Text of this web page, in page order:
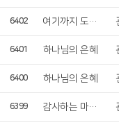
6402 여기까지 도우셨네
6401 하나님의 은혜
6400 하나님의 은혜
6399 감사하는 마음 갖게 하소서